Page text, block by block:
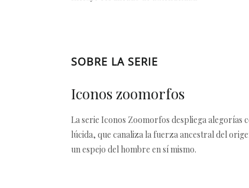
SOBRE LA SERIE
Iconos zoomorfos
La serie Iconos Zoomorfos despliega alegorías
lúcida, que canaliza la fuerza ancestral del
un espejo del hombre en sí mismo.